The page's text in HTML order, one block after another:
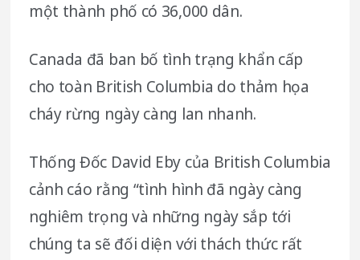
một thành phố có 36,000 dân.
Canada đã ban bố tình trạng khẩn cấp
cho toàn British Columbia do thảm họa
cháy rừng ngày càng lan nhanh.
Thống Đốc David Eby của British Columbia
cảnh cáo rằng “tình hình đã ngày càng
nghiêm trọng và những ngày sắp tới
chúng ta sẽ đối diện với thách thức rất